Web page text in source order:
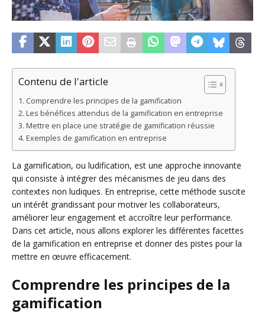
Contenu de l'article
Comprendre les principes de la gamification
Les bénéfices attendus de la gamification en entreprise
Mettre en place une stratégie de gamification réussie
Exemples de gamification en entreprise
La gamification, ou ludification, est une approche innovante
qui consiste à intégrer des mécanismes de jeu dans des
contextes non ludiques. En entreprise, cette méthode suscite
un intérêt grandissant pour motiver les collaborateurs,
améliorer leur engagement et accroître leur performance.
Dans cet article, nous allons explorer les différentes facettes
de la gamification en entreprise et donner des pistes pour la
mettre en œuvre efficacement.
Comprendre les principes de la
gamification